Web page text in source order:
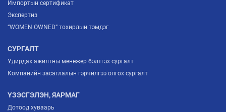
Импортын сертификат
Экспертиз
“WOMEN OWNED” тохирлын тэмдэг
СУРГАЛТ
Удирдах ажилтны менежер бэлтгэх сургалт
Компанийн засаглалын гэрчилгээ олгох сургалт
ҮЗЭСГЭЛЭН, ЯАРМАГ
Дотоод хуваарь